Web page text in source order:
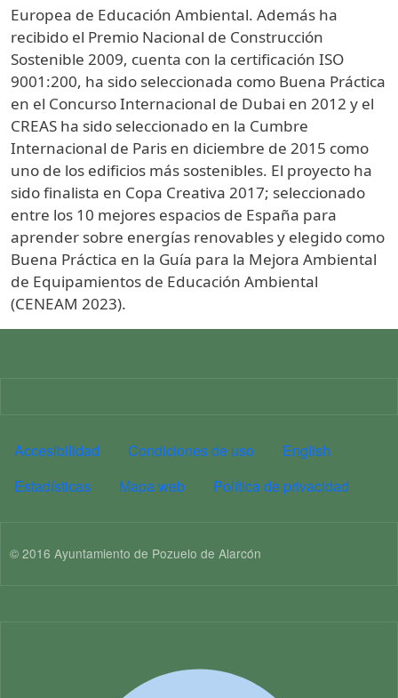
Europea de Educación Ambiental. Además ha
recibido el Premio Nacional de Construcción
Sostenible 2009, cuenta con la certificación ISO
9001:200, ha sido seleccionada como Buena Práctica
en el Concurso Internacional de Dubai en 2012 y el
CREAS ha sido seleccionado en la Cumbre
Internacional de Paris en diciembre de 2015 como
uno de los edificios más sostenibles. El proyecto ha
sido finalista en Copa Creativa 2017; seleccionado
entre los 10 mejores espacios de España para
aprender sobre energías renovables y elegido como
Buena Práctica en la Guía para la Mejora Ambiental
de Equipamientos de Educación Ambiental
(CENEAM 2023).
PIE DE PÁGINA MA
Accesibilidad Condiciones de uso
English
Estadísticas
Mapa web Política de privacidad
© 2016 Ayuntamiento de Pozuelo de Alarcón